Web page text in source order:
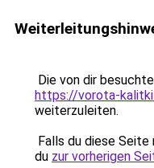
Die von dir
https://vorota-
weiterzuleiten.
Falls du diese
du zur vorherigen